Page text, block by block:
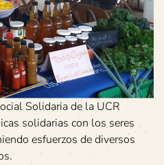
Solidaria de la UCR
solidarias con los seres
esfuerzos de diversos